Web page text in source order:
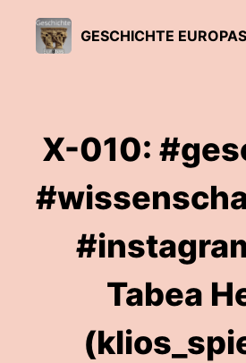
GESCHICHTE EUROPAS
X-010:
Tabea